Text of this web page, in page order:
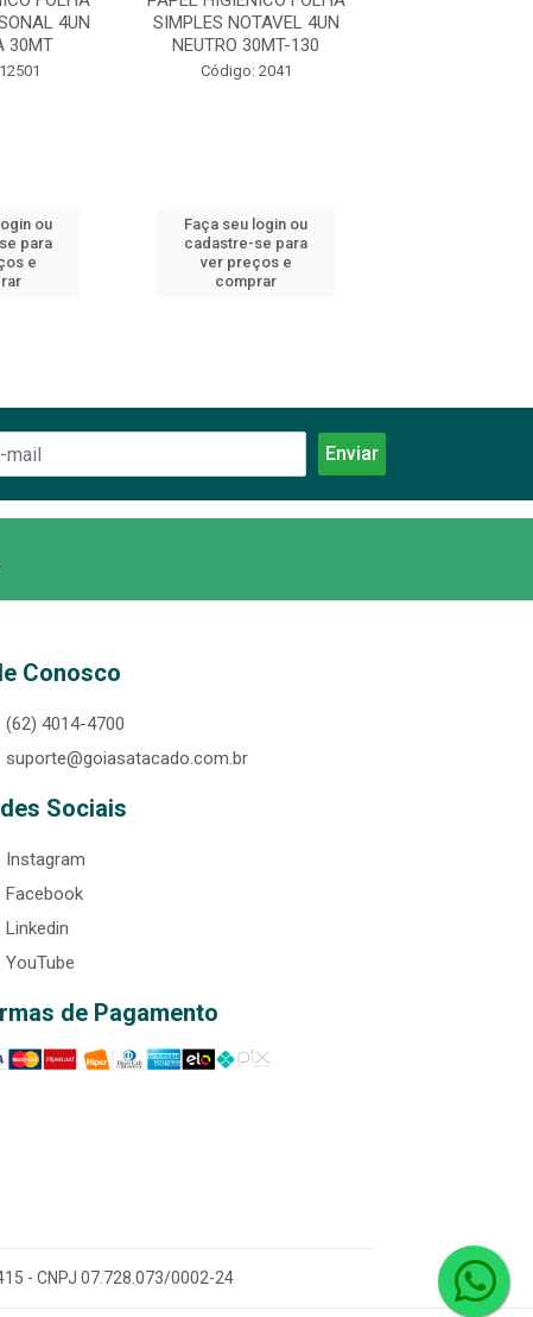
4UN
30MT
ou
para
e
SIMPLES NOTAVEL 4UN
NEUTRO 30MT-130
Código: 2041
Faça seu login ou
cadastre-se para
ver preços e
comprar
Conosco
(62) 4014-4700
suporte@goiasatacado.com.br
Sociais
Instagram
Facebook
Linkedin
YouTube
de Pagamento
- CNPJ 07.728.073/0002-24